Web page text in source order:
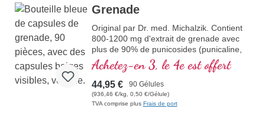
Grenade
Original par Dr. med. Michalzik. Contient
800-1200 mg d'extrait de grenade avec
plus de 90% de punicosides (punicaline,
punicalagine, acide ellagique). Extrait en
douceur. Éprouvé sur le marché depuis
plus de 20 ans, produit en Allemagne sur
nos propres installations de production.
Vérifié par un analyste végétal leader. Le
Achetez-en 3, le 4e est offert
44,95 € 90 Gélules
(936,46 €/kg, 0,50 €/Gélule)
TVA comprise plus Frais de port